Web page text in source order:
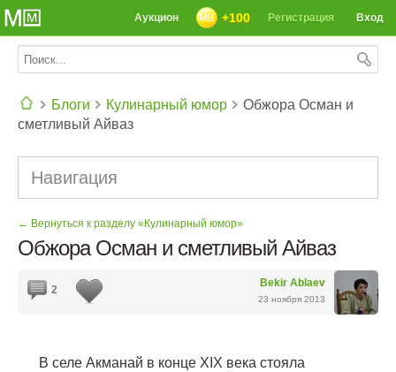
Вход
Регистрация
+100
Аукцион
Блоги Кулинарный юмор
Обжора Осман и
сметливый Айваз
Навигация
← Вернуться к разделу «Кулинарный юмор»
Обжора Осман и сметливый Айваз
Bekir Ablaev
23 ноября 2013
2
В селе Акманай в конце XIX века стояла